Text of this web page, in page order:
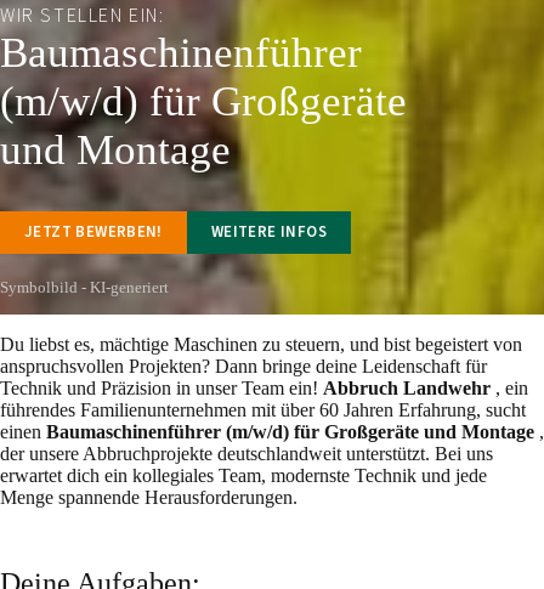
WIR STELLEN EIN:
Baumaschinenführer
(m/w/d) für Großgeräte
und Montage
JETZT BEWERBEN! WEITERE INFOS
Symbolbild - KI-generiert
Du liebst es, mächtige Maschinen zu steuern, und bist begeistert von
anspruchsvollen Projekten? Dann bringe deine Leidenschaft für
Technik und Präzision in unser Team ein! Abbruch Landwehr , ein
führendes Familienunternehmen mit über 60 Jahren Erfahrung, sucht
einen Baumaschinenführer (m/w/d) für Großgeräte und Montage ,
der unsere Abbruchprojekte deutschlandweit unterstützt. Bei uns
erwartet dich ein kollegiales Team, modernste Technik und jede
Menge spannende Herausforderungen.